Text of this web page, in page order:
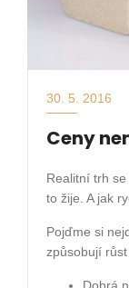
30. 5. 2016
Ceny
Realitní trh se
to žije. A jak
Pojďme si
způsobují